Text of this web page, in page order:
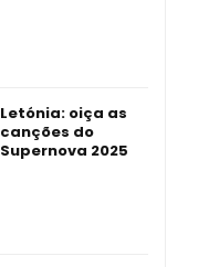
Letónia: oiça as
canções do
Supernova 2025